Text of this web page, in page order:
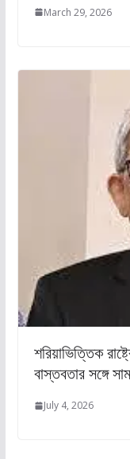
March 29, 2026
শরিয়াভিত্তিক
বাস্তবতার সঙ্গে
July 4, 2026